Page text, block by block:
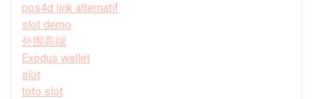
pos4d link alternatif
slot demo
外围高端
Exodus wallet
slot
toto slot